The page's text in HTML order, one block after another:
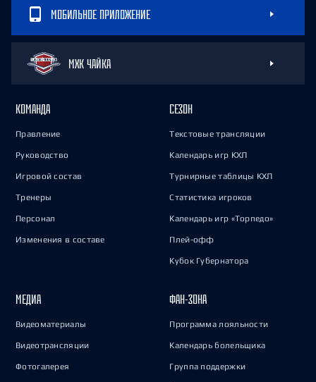
МОБИЛЬНОЕ ПРИЛОЖЕНИЕ
МХК ЧАЙКА
КОМАНДА
Правление
Руководство
Игровой состав
Тренеры
Персонал
Изменения в составе
СЕЗОН
Текстовые трансляции
Календарь игр КХЛ
Турнирные таблицы КХЛ
Статистика игроков
Календарь игр «Торпедо»
Плей-офф
Кубок Губернатора
МЕДИА
Видеоматериалы
Видеотрансляции
Фотогалерея
ФАН-ЗОНА
Программа лояльности
Календарь болельщика
Группа поддержки